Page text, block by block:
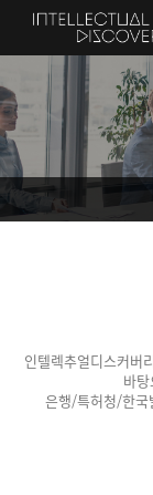
인텔렉추얼디스커버
바
은행/특허청/한국